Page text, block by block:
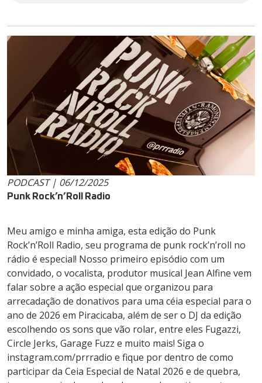
PODCAST | 06/12/2025
Punk Rock’n’Roll Radio
Meu amigo e minha amiga, esta edição do Punk
Rock’n’Roll Radio, seu programa de punk rock’n’roll no
rádio é especial! Nosso primeiro episódio com um
convidado, o vocalista, produtor musical Jean Alfine vem
falar sobre a ação especial que organizou para
arrecadação de donativos para uma céia especial para o
ano de 2026 em Piracicaba, além de ser o DJ da edição
escolhendo os sons que vão rolar, entre eles Fugazzi,
Circle Jerks, Garage Fuzz e muito mais! Siga o
instagram.com/prrradio e fique por dentro de como
participar da Ceia Especial de Natal 2026 e de quebra,